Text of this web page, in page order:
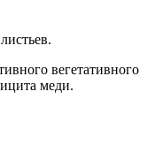
вегетативного
меди.